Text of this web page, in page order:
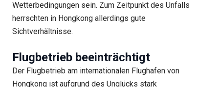
Wetterbedingungen sein. Zum Zeitpunkt des Unfalls
herrschten in Hongkong allerdings gute
Sichtverhältnisse.
Flugbetrieb beeinträchtigt
Der Flugbetrieb am internationalen Flughafen von
Hongkong ist aufgrund des Unglücks stark